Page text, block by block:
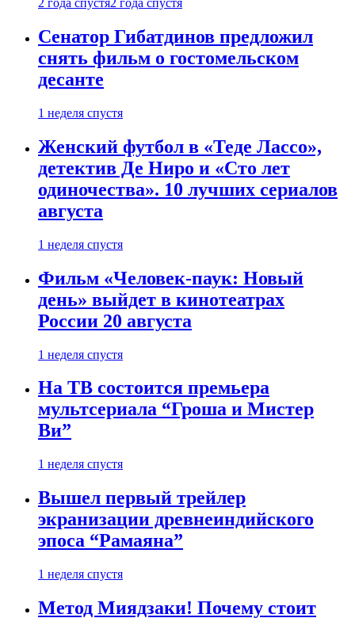
2 года спустя2 года спустя
Сенатор Гибатдинов предложил
снять фильм о гостомельском
десанте
1 неделя спустя
Женский футбол в «Теде Лассо»,
детектив Де Ниро и «Сто лет
одиночества». 10 лучших сериалов
августа
1 неделя спустя
Фильм «Человек-паук: Новый
день» выйдет в кинотеатрах
России 20 августа
1 неделя спустя
На ТВ состоится премьера
мультсериала “Гроша и Мистер
Ви”
1 неделя спустя
Вышел первый трейлер
экранизации древнеиндийского
эпоса “Рамаяна”
1 неделя спустя
Метод Миядзаки! Почему стоит